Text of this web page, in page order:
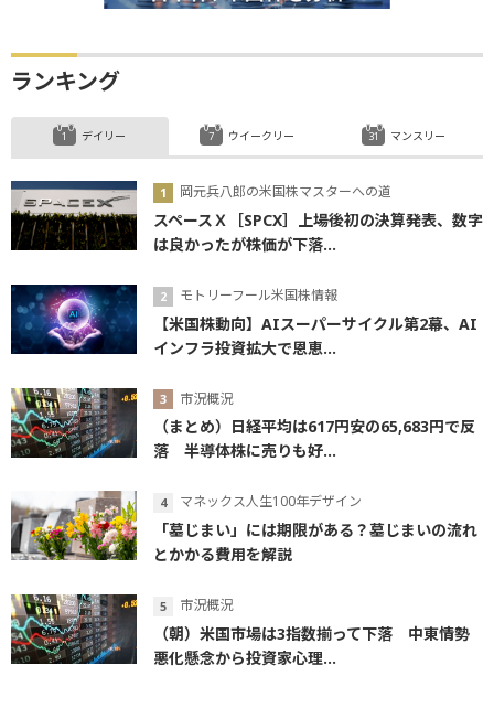
ランキング
デイリー
岡元兵八郎の米国株マスターへの道
スペースＸ［SPCX］上場後初の決算発表、数字
は良かったが株価が下落...
モトリーフール米国株情報
【米国株動向】AIスーパーサイクル第2幕、AI
インフラ投資拡大で恩恵...
市況概況
（まとめ）日経平均は617円安の65,683円で反
落 半導体株に売りも好...
マネックス人生100年デザイン
「墓じまい」には期限がある？墓じまいの流れ
とかかる費用を解説
市況概況
（朝）米国市場は3指数揃って下落 中東情勢
悪化懸念から投資家心理...
ウイークリー マンスリー